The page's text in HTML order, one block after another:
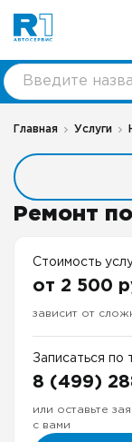
Главная Услуги
Ремонт
Стоимость
от 2 500
зависит от
Записаться по
8 (499)
или оставьте
с вами